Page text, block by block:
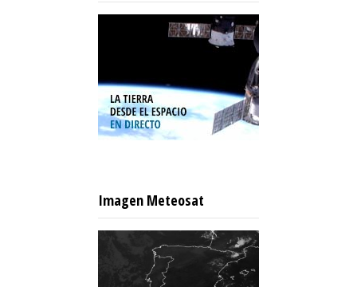
Imagen Meteosat